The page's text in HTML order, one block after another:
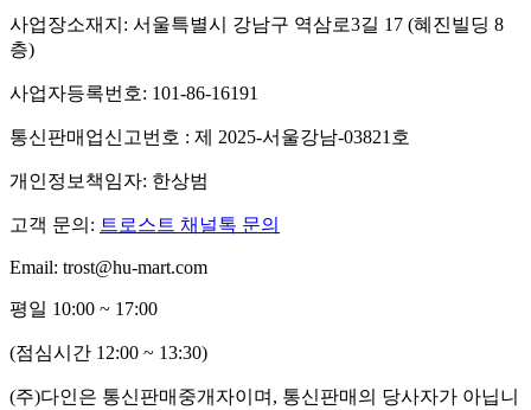
사업장소재지: 서울특별시 강남구 역삼로3길 17 (혜진빌딩 8
층)
사업자등록번호: 101-86-16191
통신판매업신고번호 : 제 2025-서울강남-03821호
개인정보책임자: 한상범
고객 문의: 트로스트 채널톡 문의
Email: trost@hu-mart.com
평일 10:00 ~ 17:00
(점심시간 12:00 ~ 13:30)
(주)다인은 통신판매중개자이며, 통신판매의 당사자가 아닙니